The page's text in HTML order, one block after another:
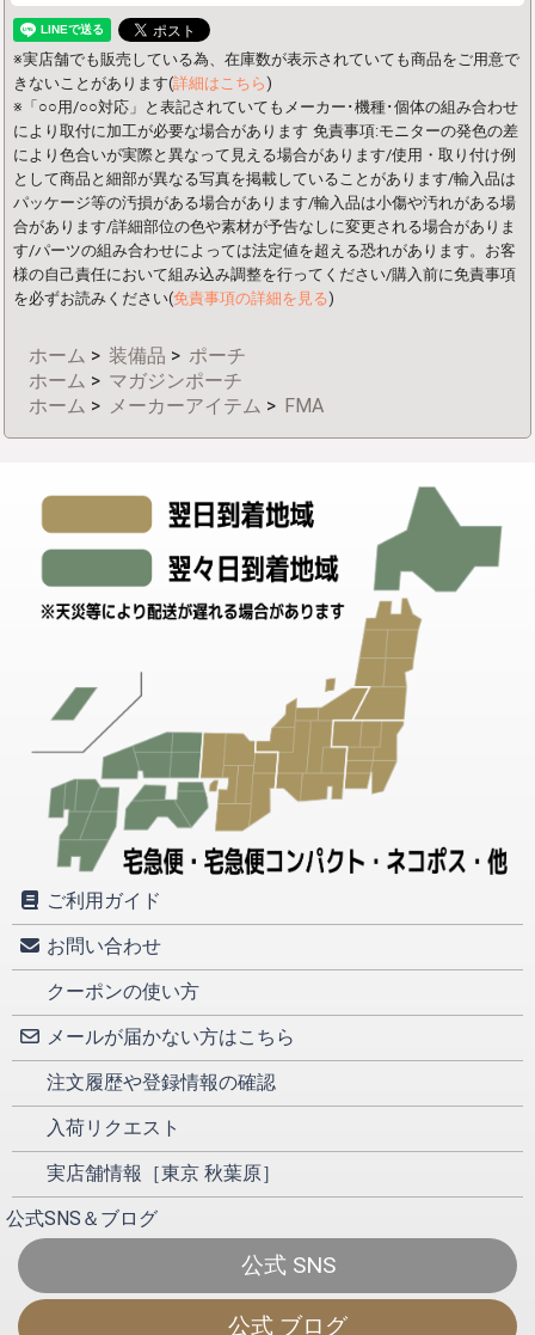
※実店舗でも販売している為、在庫数が表示されていても商品をご用意で
きないことがあります(詳細はこちら)
※「○○用/○○対応」と表記されていてもメーカー･機種･個体の組み合わせ
により取付に加工が必要な場合があります 免責事項:モニターの発色の差
により色合いが実際と異なって見える場合があります/使用・取り付け例
として商品と細部が異なる写真を掲載していることがあります/輸入品は
パッケージ等の汚損がある場合があります/輸入品は小傷や汚れがある場
合があります/詳細部位の色や素材が予告なしに変更される場合がありま
す/パーツの組み合わせによっては法定値を超える恐れがあります。お客
様の自己責任において組み込み調整を行ってください/購入前に免責事項
を必ずお読みください(免責事項の詳細を見る)
ホーム > 装備品 > ポーチ
ホーム > マガジンポーチ
ホーム > メーカーアイテム > FMA
ご利用ガイド
お問い合わせ
クーポンの使い方
メールが届かない方はこちら
注文履歴や登録情報の確認
入荷リクエスト
実店舗情報［東京 秋葉原］
公式SNS＆ブログ
公式 SNS
公式 ブログ